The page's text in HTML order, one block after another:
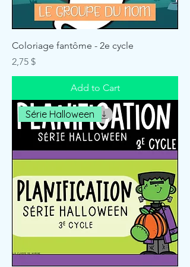
Coloriage fantôme - 2e cycle
Price
2,75 $
Add to Cart
Série Halloween